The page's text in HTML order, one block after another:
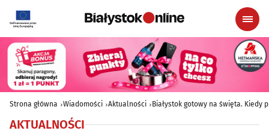
Strona główna Wiadomości Aktualności Białystok gotowy na święta. Kiedy
AKTUALNOŚCI